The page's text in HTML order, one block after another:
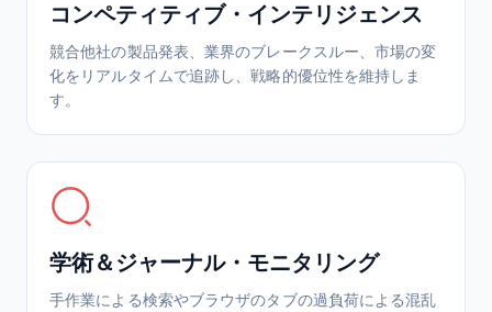
コンペティティブ・インテリジェンス
競合他社の製品発表、業界のブレークスルー、市場の変
化をリアルタイムで追跡し、戦略的優位性を維持しま
す。
学術＆ジャーナル・モニタリング
手作業による検索やブラウザのタブの過負荷による混乱